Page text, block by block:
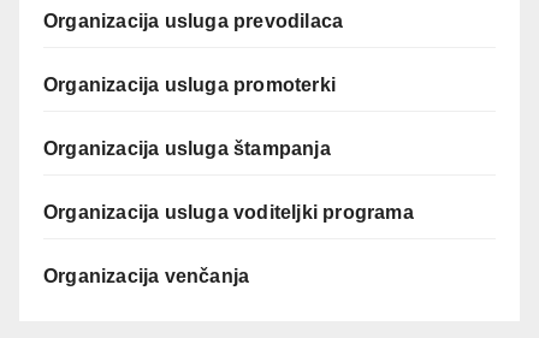
Organizacija usluga prevodilaca
Organizacija usluga promoterki
Organizacija usluga štampanja
Organizacija usluga voditeljki programa
Organizacija venčanja